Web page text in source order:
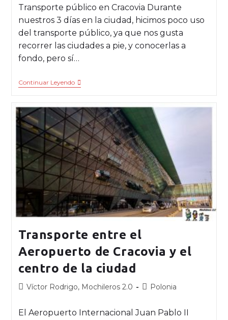
Transporte público en Cracovia Durante
nuestros 3 días en la ciudad, hicimos poco uso
del transporte público, ya que nos gusta
recorrer las ciudades a pie, y conocerlas a
fondo, pero sí…
Continuar Leyendo
Transporte entre el
Aeropuerto de Cracovia y el
centro de la ciudad
Víctor Rodrigo, Mochileros 2.0 Polonia
El Aeropuerto Internacional Juan Pablo II